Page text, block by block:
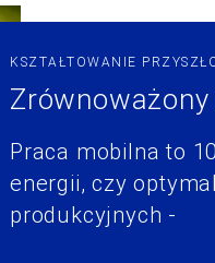
KSZTAŁTOWANIE
Praca mobilna to
energii, czy
produkcyjnych -